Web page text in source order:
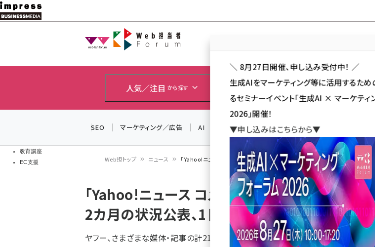
メ
イ
教育講座
EC支援
Web担当者Forum
人気／注目 から探す カテゴリ／種別 から探す セミナー
SEO マーケティング／広告 AI SNS アクセス解析／データ分析
ン
く
ず
Web担トップ ニュース 「Yahoo!ニュース コメント」に導入した非表示機能の2カ月の状況公表、1日平均
「Yahoo!ニュース コメント」に導入した非表示機
2カ月の状況公表、1日平均は3.5件
ヤフー、さまざまな媒体・記事の計216件、有識者は健全化への一定の有効な手段と
＼ 8月27日開催、申し込み受付中！ ／
生成AIをマーケティング等に活用するた
るセミナーイベント「生成AI × マーケティ
2026」開催！
▼申し込みはこちらから▼